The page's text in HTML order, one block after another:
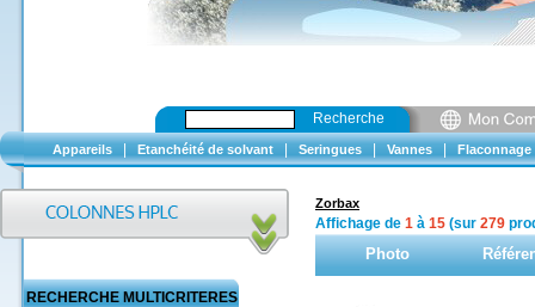
Recherche
Appareils Etanchéité de solvant Seringues Vannes Flaconnage
RECHERCHE MULTICRITERES
Zorbax
Affichage de 1 à 15 (sur 279
Photo